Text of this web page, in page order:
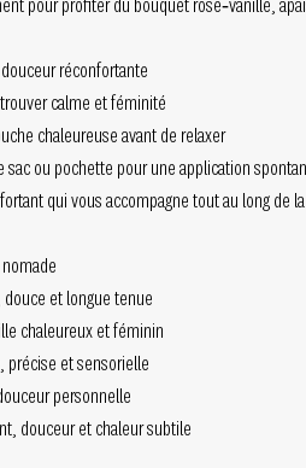
pour profiter du bouquet rose‑vanille,
réconfortante
calme et féminité
chaleureuse avant de relaxer
sac ou pochette pour une application
qui vous accompagne tout au long de
douce et longue tenue
chaleureux et féminin
précise et sensorielle
personnelle
douceur et chaleur subtile